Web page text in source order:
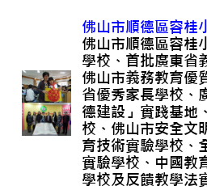
佛山市順德區容桂
佛山市順德區容桂
學校、首批廣東省
佛山市義務教育優
省優秀家長學校、
德建設」實踐基地
校、佛山市安全文
育技術實驗學校、
實驗學校、中國教
學校及反饋教學法